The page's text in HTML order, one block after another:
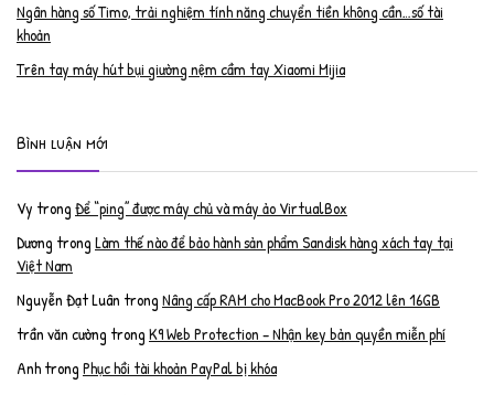
Ngân hàng số Timo, trải nghiệm tính năng chuyển tiền không cần…số tài
khoản
Trên tay máy hút bụi giường nệm cầm tay Xiaomi Mijia
Bình luận mới
Vy trongĐể “ping” được máy chủ và máy ảo VirtualBox
Dương trongLàm thế nào để bảo hành sản phẩm Sandisk hàng xách tay tại
Việt Nam
Nguyễn Đạt Luân trongNâng cấp RAM cho MacBook Pro 2012 lên 16GB
trần văn cường trongK9 Web Protection – Nhận key bản quyền miễn phí
AnhtrongPhục hồi tài khoản PayPal bị khóa